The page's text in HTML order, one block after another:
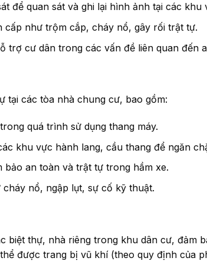
để quan sát và ghi lại hình ảnh tại các khu
cấp như trộm cắp, cháy nổ, gây rối trật tự.
trợ cư dân trong các vấn đề liên quan đến
tại các tòa nhà chung cư, bao gồm:
quá trình sử dụng thang máy.
khu vực hành lang, cầu thang để ngăn
bảo an toàn và trật tự trong hầm xe.
nổ, ngập lụt, sự cố kỹ thuật.
biệt thự, nhà riêng trong khu dân cư, đảm
được trang bị vũ khí (theo quy định của